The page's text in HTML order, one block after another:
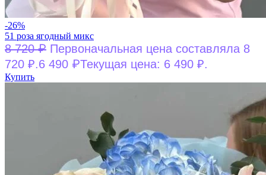
-26%
51 роза ягодный микс
8 720₽ Первоначальная цена составляла 8
720 ₽.6 490 ₽Текущая цена: 6 490 ₽.
Купить